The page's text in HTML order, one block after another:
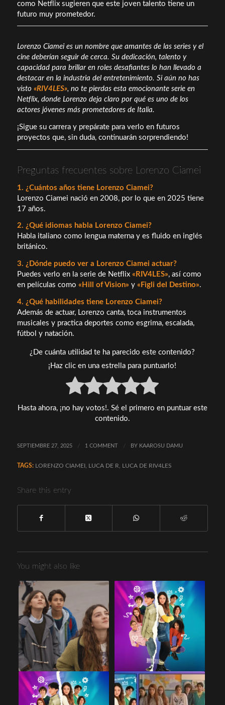
como Netflix sugieren que este joven talento tiene un
futuro muy prometedor.
Lorenzo Ciamei es un nombre que amantes de las series y el
cine deberían seguir de cerca. Su dedicación, talento y
capacidad para brillar en roles desafiantes lo han llevado a
destacar en la industria del entretenimiento. Si aún no has
visto «RIV4LES», no te pierdas esta emocionante serie en
Netflix, donde Lorenzo deja claro por qué es uno de los
actores jóvenes más prometedores de Italia.
¡Sigue su carrera y prepárate para verlo en futuros
proyectos que, sin duda, continuarán sorprendiendo!
Preguntas frecuentes sobre Lorenzo Ciamei
1. ¿Cuántos años tiene Lorenzo Ciamei?
Lorenzo Ciamei nació en 2008, por lo que en 2025 tiene
17 años.
2. ¿Qué idiomas habla Lorenzo Ciamei?
Habla italiano como lengua materna y es fluido en inglés
británico.
3. ¿Dónde puedo ver a Lorenzo Ciamei actuar?
Puedes verlo en la serie de Netflix «RIV4LES», así como
en películas como «Hill of Vision» y «Figli del Destino».
4. ¿Qué habilidades tiene Lorenzo Ciamei?
Además de actuar, Lorenzo canta, toca instrumentos
musicales y practica deportes como esgrima, escalada,
fútbol y natación.
¿De cuánta utilidad te ha parecido este contenido?
¡Haz clic en una estrella para puntuarlo!
Hasta ahora, ¡no hay votos!. Sé el primero en puntuar este
contenido.
SEPTIEMBRE 27, 2025 / 1 COMMENT / BY KAAROSU DAMU
TAGS: LORENZO CIAMEI LUCA DE R LUCA DE RIV4LES
Share this entry
You might also like